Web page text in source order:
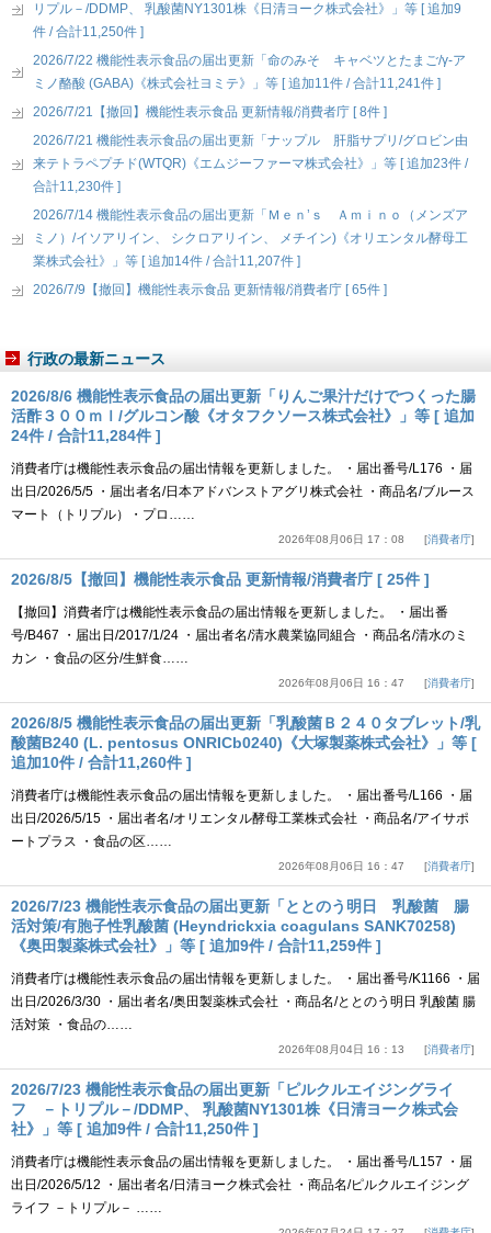
リプル－/DDMP、 乳酸菌NY1301株《日清ヨーク株式会社》」等 [ 追加9
件 / 合計11,250件 ]
2026/7/22 機能性表示食品の届出更新「命のみそ キャベツとたまご/γ-ア
ミノ酪酸 (GABA)《株式会社ヨミテ》」等 [ 追加11件 / 合計11,241件 ]
2026/7/21【撤回】機能性表示食品 更新情報/消費者庁 [ 8件 ]
2026/7/21 機能性表示食品の届出更新「ナップル 肝脂サプリ/グロビン由
来テトラペプチド(WTQR)《エムジーファーマ株式会社》」等 [ 追加23件 /
合計11,230件 ]
2026/7/14 機能性表示食品の届出更新「Ｍｅｎ’ｓ Ａｍｉｎｏ（メンズア
ミノ）/イソアリイン、 シクロアリイン、 メチイン)《オリエンタル酵母工
業株式会社》」等 [ 追加14件 / 合計11,207件 ]
2026/7/9【撤回】機能性表示食品 更新情報/消費者庁 [ 65件 ]
行政の最新ニュース
2026/8/6 機能性表示食品の届出更新「りんご果汁だけでつくった腸
活酢３００ｍｌ/グルコン酸《オタフクソース株式会社》」等 [ 追加
24件 / 合計11,284件 ]
消費者庁は機能性表示食品の届出情報を更新しました。 ・届出番号/L176 ・届
出日/2026/5/5 ・届出者名/日本アドバンストアグリ株式会社 ・商品名/ブルース
マート（トリプル）・プロ……
2026年08月06日 17：08 消費者庁
2026/8/5【撤回】機能性表示食品 更新情報/消費者庁 [ 25件 ]
【撤回】消費者庁は機能性表示食品の届出情報を更新しました。 ・届出番
号/B467 ・届出日/2017/1/24 ・届出者名/清水農業協同組合 ・商品名/清水のミ
カン ・食品の区分/生鮮食……
2026年08月06日 16：47 消費者庁
2026/8/5 機能性表示食品の届出更新「乳酸菌Ｂ２４０タブレット/乳
酸菌B240 (L. pentosus ONRICb0240)《大塚製薬株式会社》」等 [
追加10件 / 合計11,260件 ]
消費者庁は機能性表示食品の届出情報を更新しました。 ・届出番号/L166 ・届
出日/2026/5/15 ・届出者名/オリエンタル酵母工業株式会社 ・商品名/アイサポ
ートプラス ・食品の区……
2026年08月06日 16：47 消費者庁
2026/7/23 機能性表示食品の届出更新「ととのう明日 乳酸菌 腸
活対策/有胞子性乳酸菌 (Heyndrickxia coagulans SANK70258)
《奥田製薬株式会社》」等 [ 追加9件 / 合計11,259件 ]
消費者庁は機能性表示食品の届出情報を更新しました。 ・届出番号/K1166 ・届
出日/2026/3/30 ・届出者名/奥田製薬株式会社 ・商品名/ととのう明日 乳酸菌 腸
活対策 ・食品の……
2026年08月04日 16：13 消費者庁
2026/7/23 機能性表示食品の届出更新「ピルクルエイジングライ
フ －トリプル－/DDMP、 乳酸菌NY1301株《日清ヨーク株式会
社》」等 [ 追加9件 / 合計11,250件 ]
消費者庁は機能性表示食品の届出情報を更新しました。 ・届出番号/L157 ・届
出日/2026/5/12 ・届出者名/日清ヨーク株式会社 ・商品名/ピルクルエイジング
ライフ －トリプル－ ……